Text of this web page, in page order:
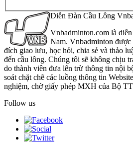
Diễn Đàn Cầu Lông
Vnbadminton.com là
Nam. Vnbadminton
đích giao lưu, học hỏi, chia sẻ và thảo
đến cầu lông. Chúng tôi sẽ không chịu
do thành viên đưa lên trừ thông tin nội
soát chặt chẽ các luồng thông tin
nghiệm, chờ giấy phép MXH của Bộ
Follow us